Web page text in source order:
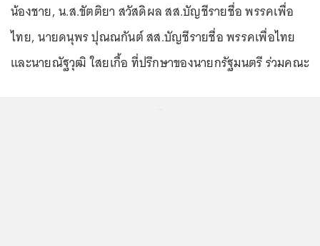
น้องชาย, น.ส.ขัตติยา สวัสดิผล สส.บัญชีรายชื่อ พรรคเพื่อ
ไทย, นายดนุพร ปุณณกันต์ สส.บัญชีรายชื่อ พรรคเพื่อไทย
และนายณัฐวุฒิ ใสยเกื้อ ที่ปรึกษาของนายกรัฐมนตรี ร่วมคณะ